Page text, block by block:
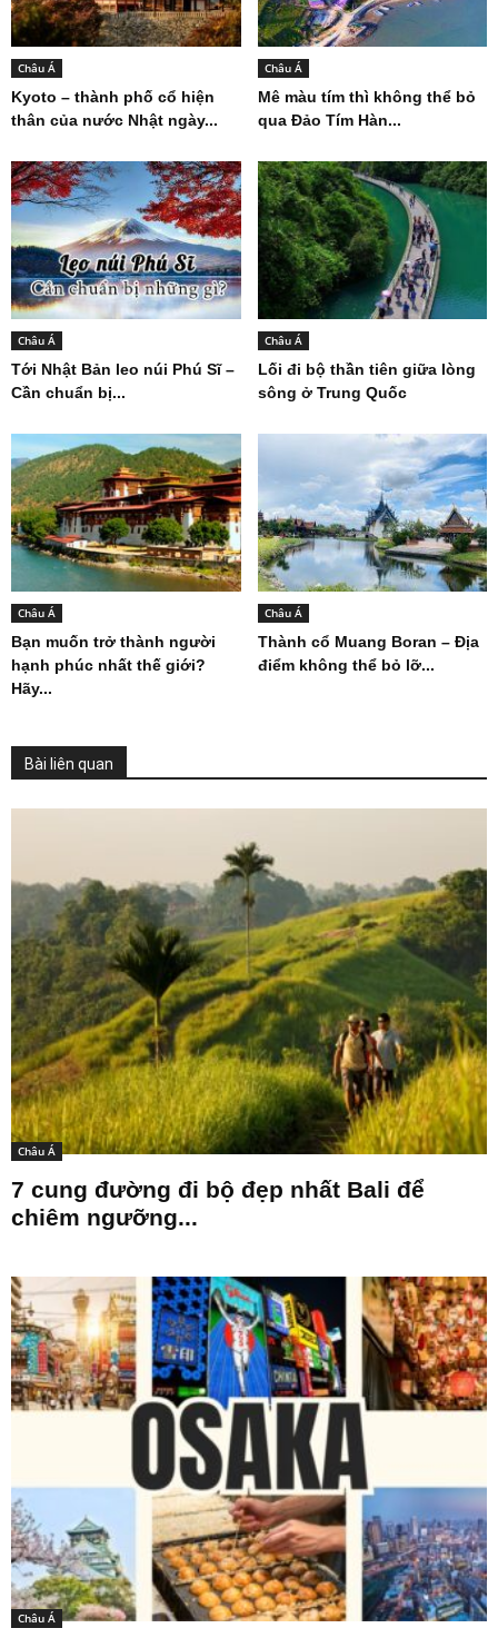
Châu Á
Kyoto – thành phố cổ hiện
thân của nước Nhật ngày...
Châu Á
Mê màu tím thì không thể bỏ
qua Đảo Tím Hàn...
Châu Á
Tới Nhật Bản leo núi Phú Sĩ –
Cần chuẩn bị...
Châu Á
Lối đi bộ thần tiên giữa lòng
sông ở Trung Quốc
Châu Á
Bạn muốn trở thành người
hạnh phúc nhất thế giới?
Hãy...
Châu Á
Thành cổ Muang Boran – Địa
điểm không thể bỏ lỡ...
Bài liên quan
Châu Á
7 cung đường đi bộ đẹp nhất Bali để
chiêm ngưỡng...
Châu Á